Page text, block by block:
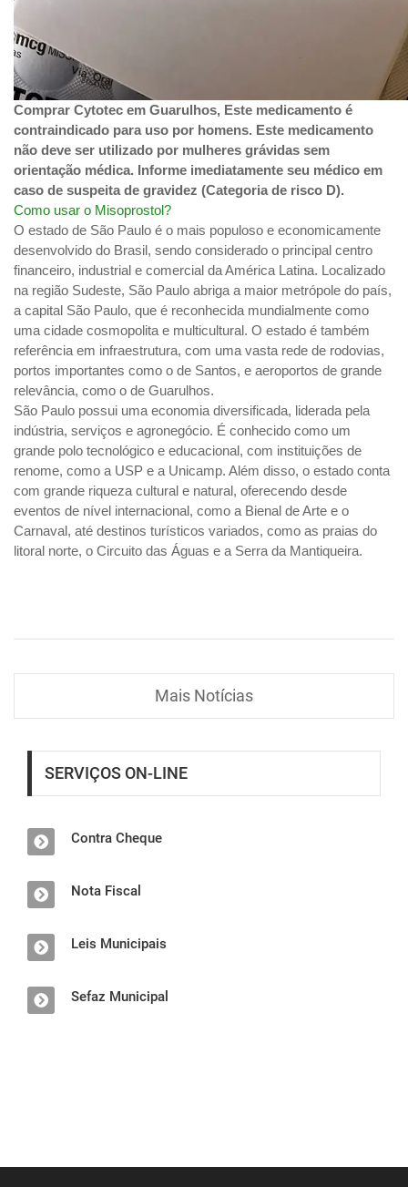
Comprar Cytotec em Guarulhos, Este medicamento é
contraindicado para uso por homens. Este medicamento
não deve ser utilizado por mulheres grávidas sem
orientação médica. Informe imediatamente seu médico em
caso de suspeita de gravidez (Categoria de risco D).
Como usar o Misoprostol?
O estado de São Paulo é o mais populoso e economicamente
desenvolvido do Brasil, sendo considerado o principal centro
financeiro, industrial e comercial da América Latina. Localizado
na região Sudeste, São Paulo abriga a maior metrópole do país,
a capital São Paulo, que é reconhecida mundialmente como
uma cidade cosmopolita e multicultural. O estado é também
referência em infraestrutura, com uma vasta rede de rodovias,
portos importantes como o de Santos, e aeroportos de grande
relevância, como o de Guarulhos.
São Paulo possui uma economia diversificada, liderada pela
indústria, serviços e agronegócio. É conhecido como um
grande polo tecnológico e educacional, com instituições de
renome, como a USP e a Unicamp. Além disso, o estado conta
com grande riqueza cultural e natural, oferecendo desde
eventos de nível internacional, como a Bienal de Arte e o
Carnaval, até destinos turísticos variados, como as praias do
litoral norte, o Circuito das Águas e a Serra da Mantiqueira.
Mais Notícias
SERVIÇOS ON-LINE
Contra Cheque
Nota Fiscal
Leis Municipais
Sefaz Municipal